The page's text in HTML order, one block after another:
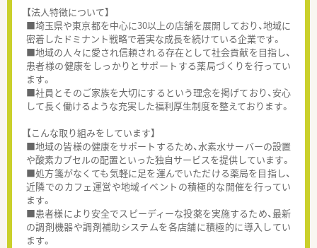
【法人特徴について】
■埼玉県や東京都を中心に30以上の店舗を展開しており、地域に
密着したドミナント戦略で着実な成長を続けている企業です。
■地域の人々に愛され信頼される存在として社会貢献を目指し、
患者様の健康をしっかりとサポートする薬局づくりを行ってい
ます。
■社員とそのご家族を大切にするという理念を掲げており、安心
して長く働けるような充実した福利厚生制度を整えております。
【こんな取り組みをしています】
■地域の皆様の健康をサポートするため、水素水サーバーの設置
や酸素カプセルの配置といった独自サービスを提供しています。
■処方箋がなくても気軽に足を運んでいただける薬局を目指し、
近隣でのカフェ運営や地域イベントの積極的な開催を行ってい
ます。
■患者様により安全でスピーディーな投薬を実施するため、最新
の調剤機器や調剤補助システムを各店舗に積極的に導入してい
ます。